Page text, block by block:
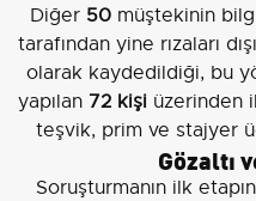
Diğer 50 müştekinin
tarafından yine rızaları
olarak kaydedildiği, bu
yapılan 72 kişiüzerinden
teşvik, prim ve stajyer
Gözaltı
Soruşturmanın ilk